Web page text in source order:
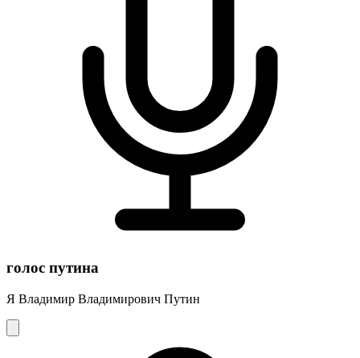
голос путина
Я Владимир Владимирович Путин